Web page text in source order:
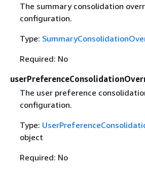
The summary consolidation
configuration.
Type:
Required: No
The user preference
configuration.
Type:
object
Required: No